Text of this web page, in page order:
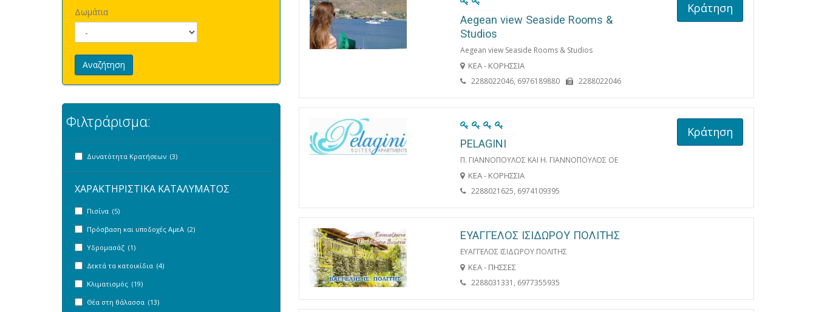
Δωμάτια
Αναζήτηση
Φιλτράρισμα:
Δυνατότητα Κρατήσεων (3)
ΧΑΡΑΚΤΗΡΙΣΤΙΚΑ ΚΑΤΑΛΥΜΑΤΟΣ
Πισίνα (5)
Πρόσβαση και υποδοχές ΑμεΑ (2)
Υδρομασάζ (1)
Δεκτά τα κατοικίδια (4)
Κλιματισμός (19)
Θέα στη θάλασσα (13)
Aegean view Seaside Rooms &
Studios
Aegean view Seaside Rooms & Studios
ΚΕΑ - ΚΟΡΗΣΣΙΑ
2288022046, 6976189880 2288022046
Κράτηση
PELAGINI
Π. ΓΙΑΝΝΟΠΟΥΛΟΣ ΚΑΙ Η. ΓΙΑΝΝΟΠΟΥΛΟΣ OE
ΚΕΑ - ΚΟΡΗΣΣΙΑ
2288021625, 6974109395
Κράτηση
ΕΥΑΓΓΕΛΟΣ ΙΣΙΔΩΡΟΥ ΠΟΛΙΤΗΣ
ΕΥΑΓΓΕΛΟΣ ΙΣΙΔΩΡΟΥ ΠΟΛΙΤΗΣ
ΚΕΑ - ΠΗΣΣΕΣ
2288031331, 6977355935